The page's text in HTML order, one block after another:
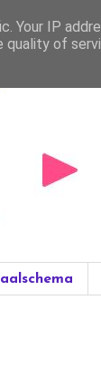
Your IP
of